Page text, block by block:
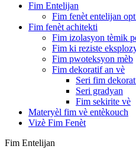
Fim Entelijan
Fim fenèt entelijan
Fim fenèt achitekti
Fim izolasyon tèmik
Fim ki reziste
Fim pwoteksyon mèb
Fim dekoratif an vè
Seri fim
Seri gradyan
Fim sekirite vè
Materyèl fim vè entèkouch
Vizè Fim Fenèt
Fim Entelijan